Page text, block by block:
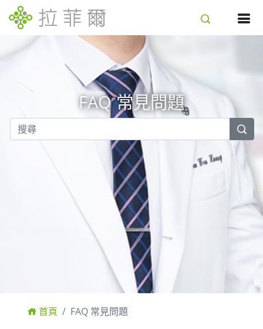
FAQ 常見問題
首頁 FAQ 常見問題